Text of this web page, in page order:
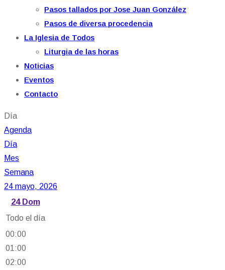
Pasos tallados por Jose Juan González
Pasos de diversa procedencia
La Iglesia de Todos
Liturgia de las horas
Noticias
Eventos
Contacto
Día
Agenda
Día
Mes
Semana
24 mayo, 2026
24 Dom
Todo el día
00:00
01:00
02:00